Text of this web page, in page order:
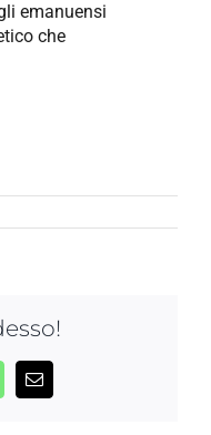
emanuensi
che
Email